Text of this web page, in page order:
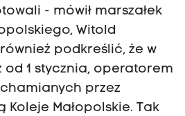
- mówił marszałek
Witold
również podkreślić, że w
od 1 stycznia, operatorem
przez
Koleje Małopolskie. Tak